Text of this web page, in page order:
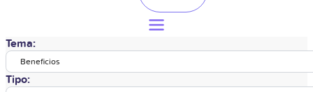
Tema:
Beneficios
Tipo: